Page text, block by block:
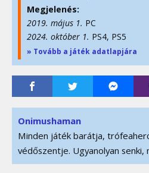
Megjelenés:
2019. május 1. PC
2024. október 1. PS4, PS5
» Tovább a játék adatlapjára
Onimushaman
Minden játék barátja,
védőszentje. Ugyanolyan senki,